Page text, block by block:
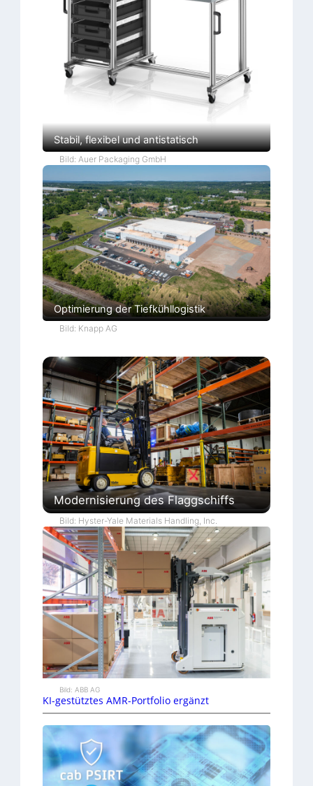
Stabil, flexibel und antistatisch
Bild: Auer Packaging GmbH
Optimierung der Tiefkühllogistik
Bild: Knapp AG
Modernisierung des Flaggschiffs
Bild: Hyster-Yale Materials Handling, Inc.
Bild: ABB AG
KI-gestütztes AMR-Portfolio ergänzt